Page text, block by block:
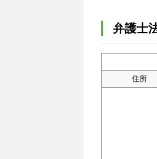
弁護士
住所